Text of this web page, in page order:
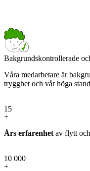
Bakgrundskontrollerade
Våra medarbetare är
trygghet och vår höga
15
+
Års erfarenhet av flytt
10 000
+